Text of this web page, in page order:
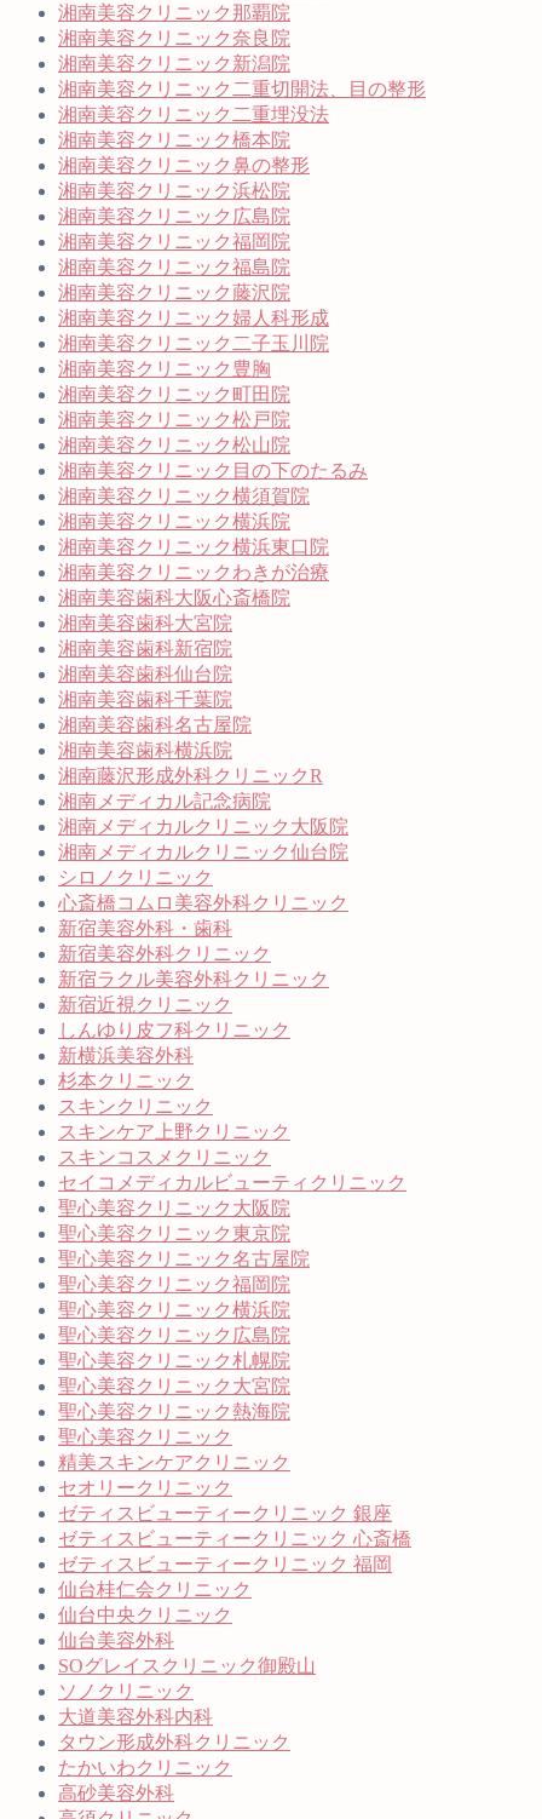
湘南美容クリニック那覇院
湘南美容クリニック奈良院
湘南美容クリニック新潟院
湘南美容クリニック二重切開法、目の整形
湘南美容クリニック二重埋没法
湘南美容クリニック橋本院
湘南美容クリニック鼻の整形
湘南美容クリニック浜松院
湘南美容クリニック広島院
湘南美容クリニック福岡院
湘南美容クリニック福島院
湘南美容クリニック藤沢院
湘南美容クリニック婦人科形成
湘南美容クリニック二子玉川院
湘南美容クリニック豊胸
湘南美容クリニック町田院
湘南美容クリニック松戸院
湘南美容クリニック松山院
湘南美容クリニック目の下のたるみ
湘南美容クリニック横須賀院
湘南美容クリニック横浜院
湘南美容クリニック横浜東口院
湘南美容クリニックわきが治療
湘南美容歯科大阪心斎橋院
湘南美容歯科大宮院
湘南美容歯科新宿院
湘南美容歯科仙台院
湘南美容歯科千葉院
湘南美容歯科名古屋院
湘南美容歯科横浜院
湘南藤沢形成外科クリニックR
湘南メディカル記念病院
湘南メディカルクリニック大阪院
湘南メディカルクリニック仙台院
シロノクリニック
心斎橋コムロ美容外科クリニック
新宿美容外科・歯科
新宿美容外科クリニック
新宿ラクル美容外科クリニック
新宿近視クリニック
しんゆり皮フ科クリニック
新横浜美容外科
杉本クリニック
スキンクリニック
スキンケア上野クリニック
スキンコスメクリニック
セイコメディカルビューティクリニック
聖心美容クリニック大阪院
聖心美容クリニック東京院
聖心美容クリニック名古屋院
聖心美容クリニック福岡院
聖心美容クリニック横浜院
聖心美容クリニック広島院
聖心美容クリニック札幌院
聖心美容クリニック大宮院
聖心美容クリニック熱海院
聖心美容クリニック
精美スキンケアクリニック
セオリークリニック
ゼティスビューティークリニック 銀座
ゼティスビューティークリニック 心斎橋
ゼティスビューティークリニック 福岡
仙台桂仁会クリニック
仙台中央クリニック
仙台美容外科
SOグレイスクリニック御殿山
ソノクリニック
大道美容外科内科
タウン形成外科クリニック
たかいわクリニック
高砂美容外科